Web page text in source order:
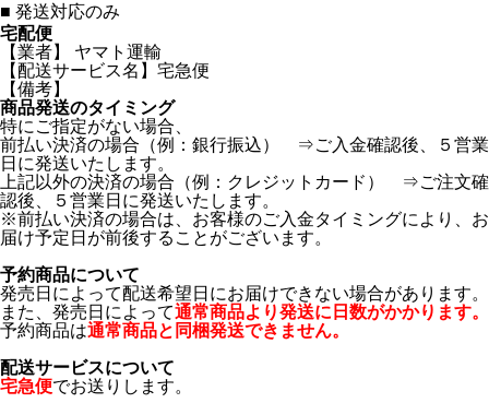
■ 発送対応のみ
宅配便
【業者】 ヤマト運輸
【配送サービス名】宅急便
【備考】
商品発送のタイミング
特にご指定がない場合、
前払い決済の場合（例：銀行振込） ⇒ご入金確認後、５営業
日に発送いたします。
上記以外の決済の場合（例：クレジットカード） ⇒ご注文確
認後、５営業日に発送いたします。
※前払い決済の場合は、お客様のご入金タイミングにより、お
届け予定日が前後することがございます。
予約商品について
発売日によって配送希望日にお届けできない場合があります。
また、発売日によって通常商品より発送に日数がかかります。
予約商品は通常商品と同梱発送できません。
配送サービスについて
宅急便でお送りします。